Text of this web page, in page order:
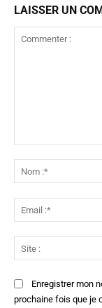
LAISSER UN
Enregistrer mon
prochaine fois que je